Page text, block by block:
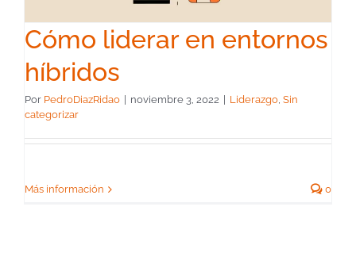
Cómo liderar en entornos
híbridos
Por PedroDiazRidao noviembre 3, 2022 Liderazgo, Sin
categorizar
Más información 0